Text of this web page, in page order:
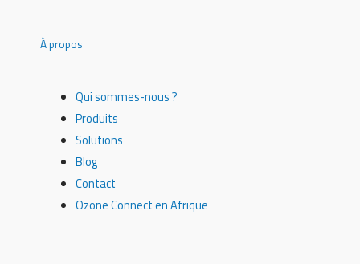
À propos
Qui sommes-nous ?
Produits
Solutions
Blog
Contact
Ozone Connect en Afrique